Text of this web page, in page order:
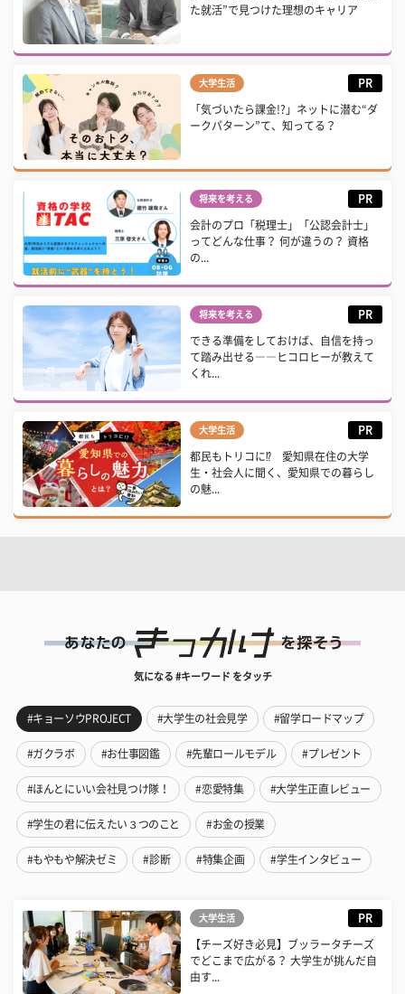
た就活”で見つけた理想のキャリア
大学生活 PR
「気づいたら課金!?」ネットに潜む“ダ
ークパターン”て、知ってる？
将来を考える PR
会計のプロ「税理士」「公認会計士」
ってどんな仕事？ 何が違うの？ 資格
の...
将来を考える PR
できる準備をしておけば、自信を持っ
て踏み出せる――ヒコロヒーが教えて
くれ...
大学生活 PR
都民もトリコに⁉ 愛知県在住の大学
生・社会人に聞く、愛知県での暮らし
の魅...
気になる #キーワード をタッチ
#キョーソウPROJECT #大学生の社会見学 #留学ロードマップ
#ガクラボ #お仕事図鑑 #先輩ロールモデル #プレゼント
#ほんとにいい会社見つけ隊！ #恋愛特集 #大学生正直レビュー
#学生の君に伝えたい３つのこと #お金の授業
#もやもや解決ゼミ #診断 #特集企画 #学生インタビュー
大学生活 PR
【チーズ好き必見】ブッラータチーズ
でどこまで広がる？ 大学生が挑んだ自
由す...